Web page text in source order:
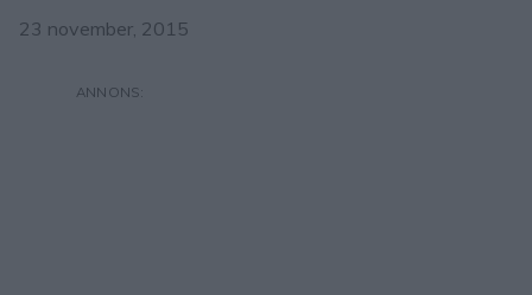
23 november, 2015